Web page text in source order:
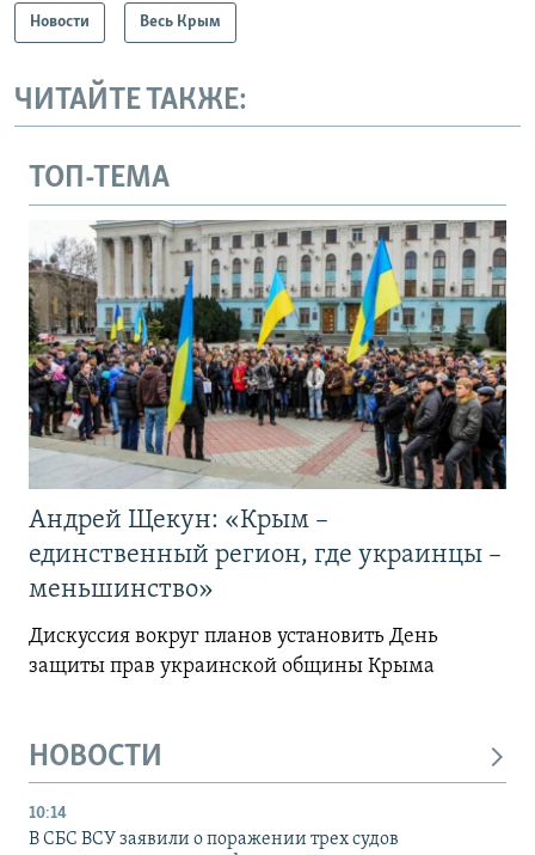
Новости Весь Крым
ЧИТАЙТЕ ТАКЖЕ:
ТОП-ТЕМА
Андрей Щекун: «Крым –
единственный регион, где украинцы –
меньшинство»
Дискуссия вокруг планов установить День
защиты прав украинской общины Крыма
НОВОСТИ
10:14
В СБС ВСУ заявили о поражении трех судов